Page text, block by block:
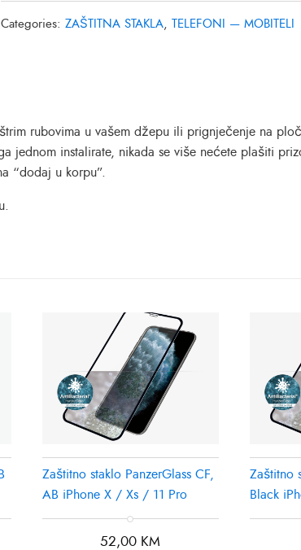
Categories: ZAŠTITNA STAKLA, TELEFONI — MOBITELI
rubovima u vašem džepu ili prignječenje na
jednom instalirate, nikada se više nećete plašiti
“dodaj u korpu”.
Zaštitno staklo PanzerGlass CF,
AB iPhone X / Xs / 11 Pro
52,00 KM
Zaštitno
Black